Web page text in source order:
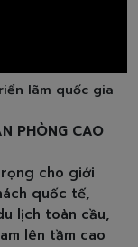
lãm quốc gia
PHÒNG CAO
cho giới
quốc tế,
lịch toàn cầu,
lên tầm cao